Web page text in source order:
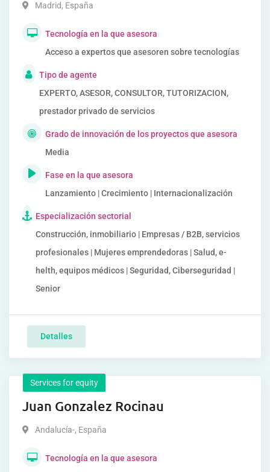
Madrid, España
Tecnología en la que asesora
Acceso a expertos que asesoren sobre tecnologías
Tipo de agente
EXPERTO, ASESOR, CONSULTOR, TUTORIZACION,
prestador privado de servicios
Grado de innovación de los proyectos que asesora
Media
Fase en la que asesora
Lanzamiento | Crecimiento | Internacionalización
Especialización sectorial
Construcción, inmobiliario | Empresas / B2B, servicios
profesionales | Mujeres emprendedoras | Salud, e-
helth, equipos médicos | Seguridad, Ciberseguridad |
Senior
Detalles
Services for equity
Juan Gonzalez Rocinau
Andalucía-, España
Tecnología en la que asesora